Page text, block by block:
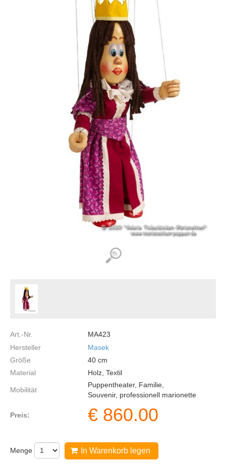
Art.-Nr.
MA423
Hersteller
Masek
Größe
40 cm
Material
Holz, Textil
Mobilität
Puppentheater, Familie,
Souvenir, professionell marionette
Preis: € 860.00
Menge In Warenkorb legen